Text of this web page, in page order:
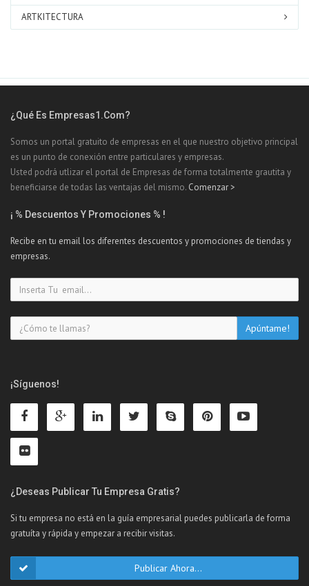
ARTKITECTURA
¿Qué Es Empresas1.com?
Somos un portal gratuito de empresas en el que nuestro objetivo principal
es un punto de conexión entre particulares y empresas.
Usted podrá utlizar el portal de Empresas de forma totalmente grautita y
beneficiarse de todas las ventajas del mismo. Comenzar >
¡ % Descuentos Y Promociones % !
Recibe en tu email los diferentes descuentos y promociones de tiendas y
empresas.
¡Síguenos!
¿Deseas Publicar Tu Empresa Gratis?
Si tu empresa no está en la guía empresarial puedes publicarla de forma
gratuíta y rápida y empezar a recibir visitas.
Publicar Ahora...